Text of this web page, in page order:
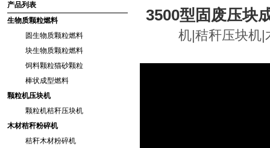
3500型固废压块
机|秸秆压块机|
产品列表
生物质颗粒燃料
圆生物质颗粒燃料
块生物质颗粒燃料
饲料颗粒猫砂颗粒
棒状成型燃料
颗粒机压块机
颗粒机秸秆压块机
木材秸秆粉碎机
秸秆木材粉碎机